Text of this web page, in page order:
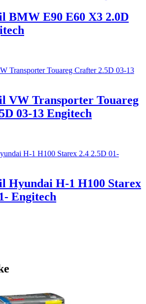
BMW E90 E60 X3 2.0D
VW Transporter Touareg
03-13 Engitech
Hyundai H-1 H100 Starex
Engitech